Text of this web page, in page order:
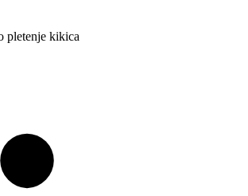
pletenje kikica